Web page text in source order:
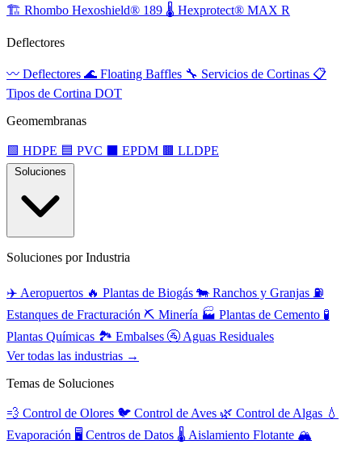
🏗️ Rhombo Hexoshield® 189 🌡️ Hexprotect® MAX R
Deflectores
〰️ Deflectores 🌊 Floating Baffles 🔧 Servicios de Cortinas 📋
Tipos de Cortina DOT
Geomembranas
🟩 HDPE 🟦 PVC EPDM 🟫 LLDPE
Soluciones por Industria
✈️ Aeropuertos 🔥 Plantas de Biogás 🐄 Ranchos y Granjas ⛽
Estanques de Fracturación ⛏️ Minería 🏭 Plantas de Cemento 🧪
Plantas Químicas 🏞️ Embalses 🚰 Aguas Residuales
Ver todas las industrias →
Temas de Soluciones
💨 Control de Olores 🐦 Control de Aves 🌿 Control de Algas 💧
Evaporación 🖥️ Centros de Datos 🌡️ Aislamiento Flotante 🏔️